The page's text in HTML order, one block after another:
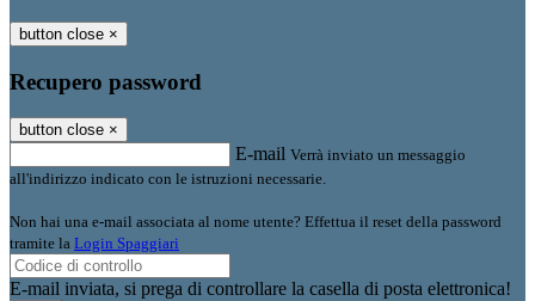
button close ×
Recupero password
button close ×
E-mail Verrà inviato un messaggio
all'indirizzo indicato con le istruzioni necessarie.
Non hai una e-mail associata al nome utente? Effettua il reset della password
tramite la Login Spaggiari
E-mail inviata, si prega di controllare la casella di posta elettronica!